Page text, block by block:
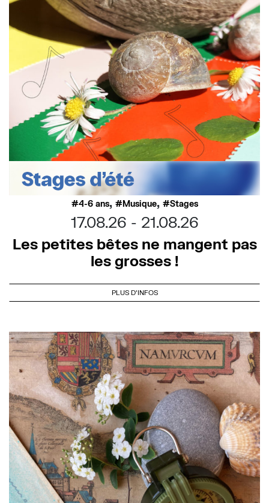
4-6 ans, Musique, Stages
17.08.26
21.08.26
Les petites bêtes ne mangent pas
les grosses !
PLUS D'INFOS